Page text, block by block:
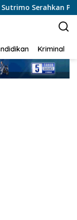
Penelusuran
Kriminal